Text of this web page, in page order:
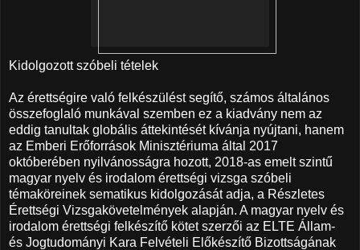
Kidolgozott szóbeli tételek
Az érettségire való felkészülést segítő, számos általános
összefoglaló munkával szemben ez a kiadvány nem az
eddig tanultak globális áttekintését kívánja nyújtani, hanem
az Emberi Erőforrások Minisztériuma által 2017
októberében nyilvánosságra hozott, 2018-as emelt szintű
magyar nyelv és irodalom érettségi vizsga szóbeli
témaköreinek sematikus kidolgozását adja, a Részletes
Érettségi Vizsgakövetelmények alapján. A magyar nyelv és
irodalom érettségi felkészítő kötet szerzői az ELTE Állam-
és Jogtudományi Kara Felvételi Előkészítő Bizottságának